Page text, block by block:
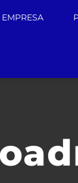
EMPRESA